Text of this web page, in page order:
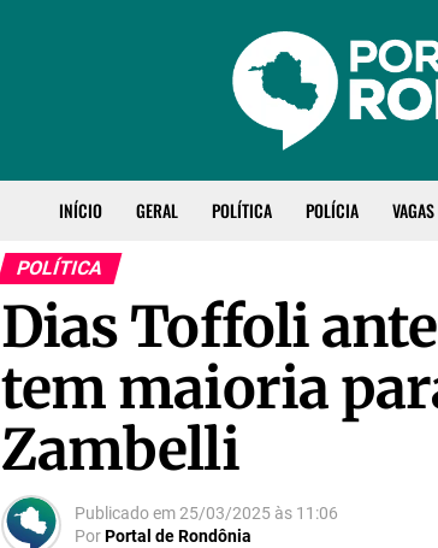
INÍCIO GERAL POLÍTICA POLÍCIA
POLÍTICA
Dias Toffoli
tem maioria
Zambelli
Publicado em25/03/2025 às 11:06
PorPortal de Rondônia